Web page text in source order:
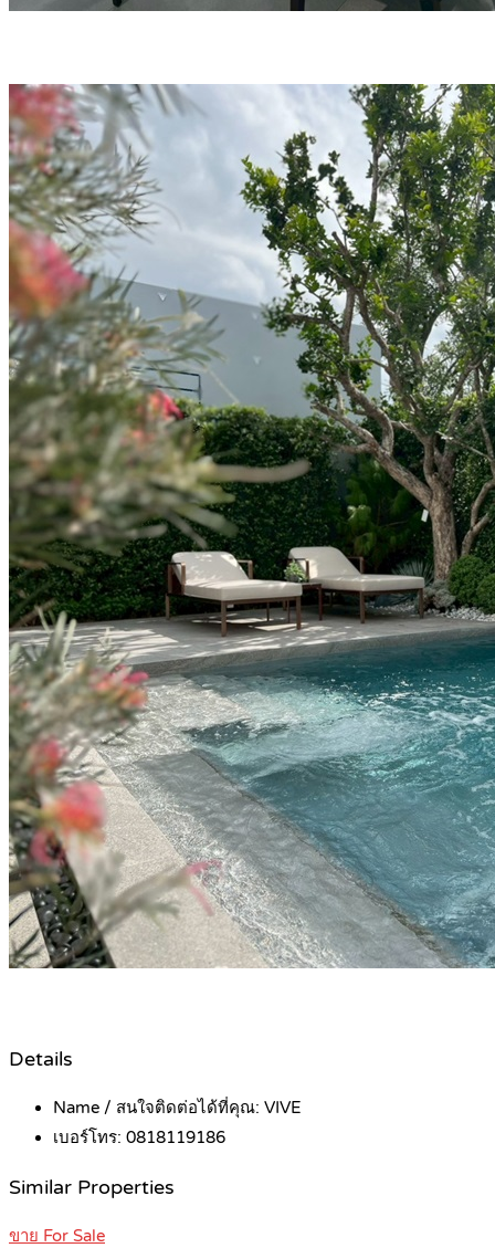
Details
Name / สนใจติดต่อได้ที่คุณ: VIVE
เบอร์โทร: 0818119186
Similar Properties
ขาย For Sale